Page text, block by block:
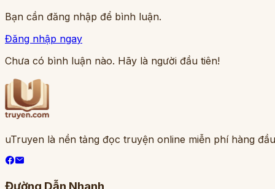
Bạn cần đăng nhập để bình luận.
Đăng nhập ngay
Chưa có bình luận nào. Hãy là người đầu tiên!
uTruyen là nền tảng đọc truyện online miễn phí hàng
Đường Dẫn Nhanh